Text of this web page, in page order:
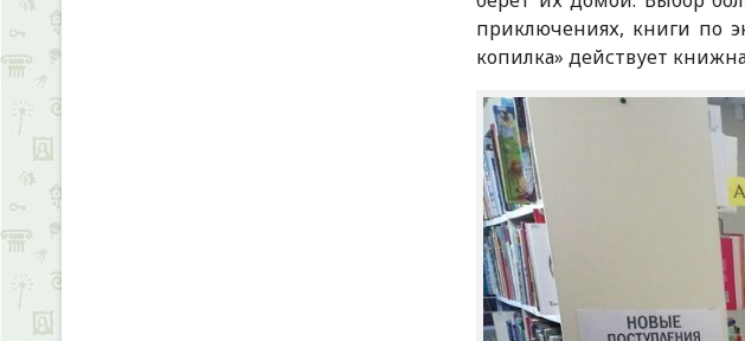
приключениях, книги по
копилка» действует